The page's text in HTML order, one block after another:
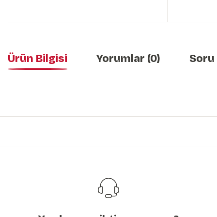
Ürün Bilgisi Yorumlar (0) Soru
Bu ürüne benzer farklı alternatifler olmalı.